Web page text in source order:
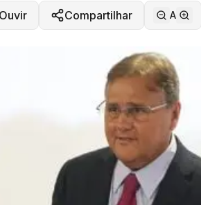
Compartilhar A